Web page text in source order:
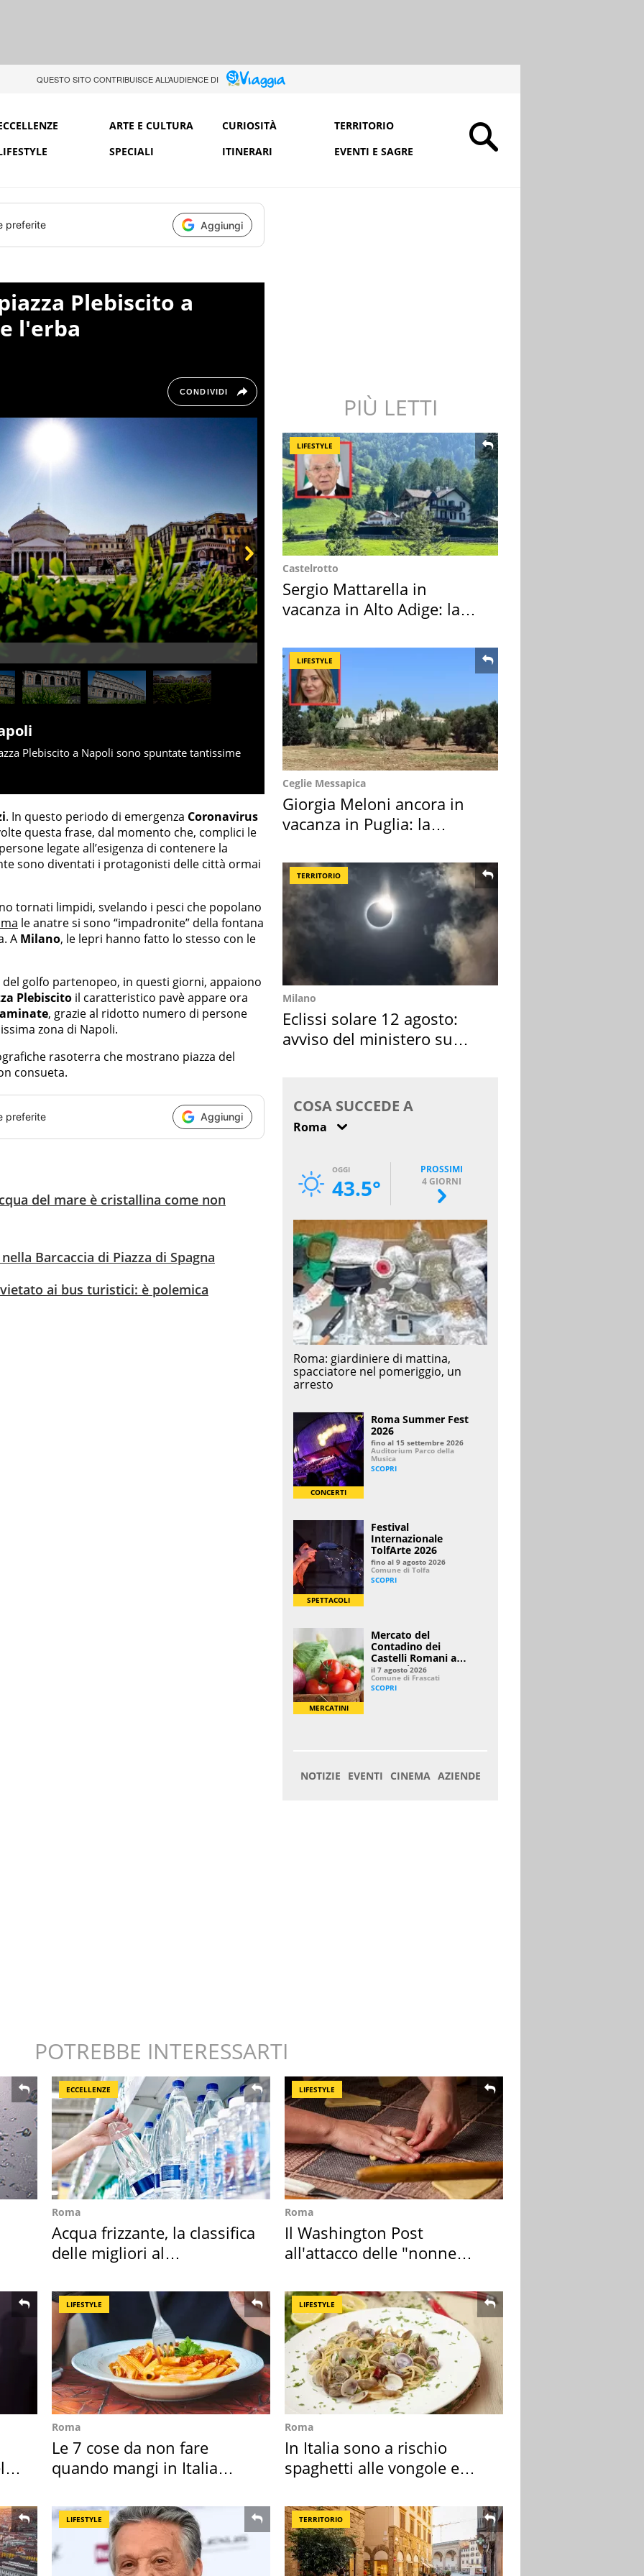
QUESTO SITO CONTRIBUISCE ALL’AUDIENCE DI
ARTE E CULTURA CURIOSITÀ
TERRITORIO
SPECIALI ITINERARI EVENTI E SAGRE
preferite Aggiungi
Plebiscito a
l'erba
CONDIVIDI
Next
Plebiscito a Napoli sono spuntate tantissime
. In questo periodo di emergenza Coronavirus
questa frase, dal momento che, complici le
legate all’esigenza di contenere la
sono diventati i protagonisti delle città ormai
tornati limpidi, svelando i pesci che popolano
le anatre si sono “impadronite” della fontana
A Milano, le lepri hanno fatto lo stesso con le
del golfo partenopeo, in questi giorni, appaiono
Plebiscito il caratteristico pavè appare ora
, grazie al ridotto numero di persone
zona di Napoli.
rasoterra che mostrano piazza del
consueta.
preferite Aggiungi
del mare è cristallina come non
Barcaccia di Piazza di Spagna
ai bus turistici: è polemica
PIÙ LETTI
LIFESTYLE
Castelrotto
Sergio Mattarella in
vacanza in Alto Adige: la
LIFESTYLE
Ceglie Messapica
Giorgia Meloni ancora in
vacanza in Puglia: la
TERRITORIO
Milano
Eclissi solare 12 agosto:
avviso del ministero su
POTREBBE INTERESSARTI
ECCELLENZE
Roma
Acqua frizzante, la classifica
delle migliori al
LIFESTYLE
Roma
Il Washington Post
all'attacco delle "nonne
LIFESTYLE
Roma
Le 7 cose da non fare
quando mangi in Italia
LIFESTYLE
Roma
In Italia sono a rischio
spaghetti alle vongole e
LIFESTYLE TERRITORIO